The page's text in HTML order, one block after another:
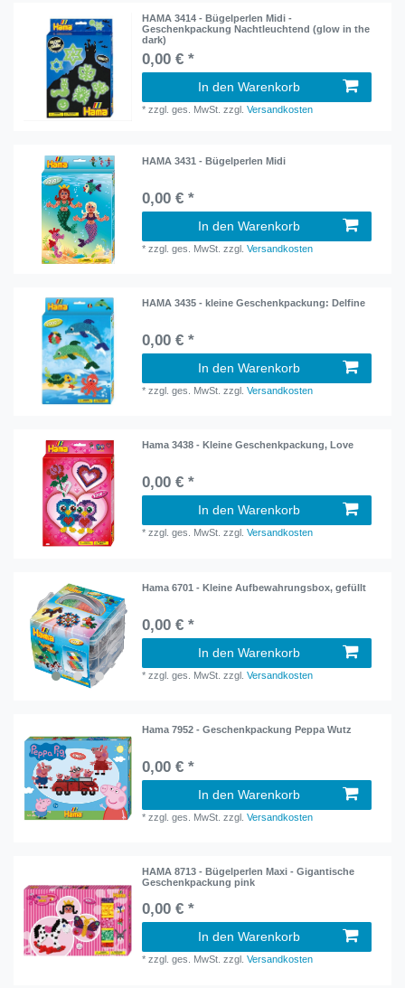
HAMA 3414 - Bügelperlen Midi -
Geschenkpackung Nachtleuchtend (glow in the
dark)
0,00 € *
In den Warenkorb
*zzgl. ges. MwSt. zzgl.Versandkosten
HAMA 3431 - Bügelperlen Midi
0,00 € *
In den Warenkorb
*zzgl. ges. MwSt. zzgl.Versandkosten
HAMA 3435 - kleine Geschenkpackung: Delfine
0,00 € *
In den Warenkorb
*zzgl. ges. MwSt. zzgl.Versandkosten
Hama 3438 - Kleine Geschenkpackung, Love
0,00 € *
In den Warenkorb
*zzgl. ges. MwSt. zzgl.Versandkosten
Hama 6701 - Kleine Aufbewahrungsbox, gefüllt
0,00 € *
In den Warenkorb
*zzgl. ges. MwSt. zzgl.Versandkosten
Hama 7952 - Geschenkpackung Peppa Wutz
0,00 € *
In den Warenkorb
*zzgl. ges. MwSt. zzgl.Versandkosten
HAMA 8713 - Bügelperlen Maxi - Gigantische
Geschenkpackung pink
0,00 € *
In den Warenkorb
*zzgl. ges. MwSt. zzgl.Versandkosten